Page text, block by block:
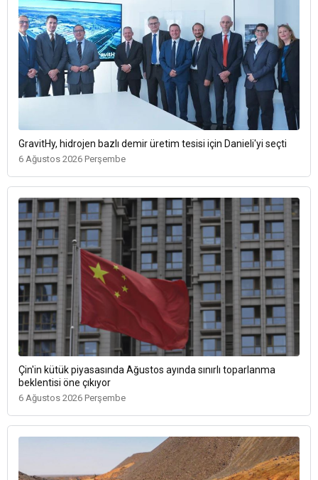
GravitHy, hidrojen bazlı demir üretim tesisi için Danieli'yi seçti
6 Ağustos 2026 Perşembe
Çin'in kütük piyasasında Ağustos ayında sınırlı toparlanma
beklentisi öne çıkıyor
6 Ağustos 2026 Perşembe